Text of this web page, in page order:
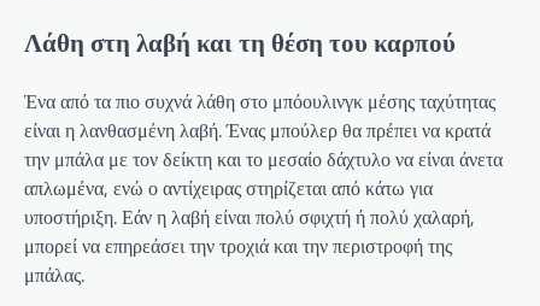
Λάθη στη λαβή και τη θέση του καρπού
Ένα από τα πιο συχνά λάθη στο μπόουλινγκ μέσης ταχύτητας
είναι η λανθασμένη λαβή. Ένας μπούλερ θα πρέπει να κρατά
την μπάλα με τον δείκτη και το μεσαίο δάχτυλο να είναι άνετα
απλωμένα, ενώ ο αντίχειρας στηρίζεται από κάτω για
υποστήριξη. Εάν η λαβή είναι πολύ σφιχτή ή πολύ χαλαρή,
μπορεί να επηρεάσει την τροχιά και την περιστροφή της
μπάλας.